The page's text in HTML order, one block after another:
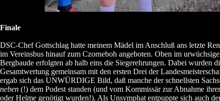
Finale
DSC-Chef Gottschlag hatte meinem Mädel im Anschluß ans letzte
im Vereinsbus hinauf zum Czorneboh angeboten. Oben im
Bergbaude erfolgten ab halb eins die Siegerehrungen. Dabei wurden
Gesamtwertung gemeinsam mit den ersten Drei der
ergab sich das UNWÜRDIGE Bild, daß manche der schnellsten
neben (!) dem Podest standen (und vom Kommissär zur Abnahme
oder Helme genötigt wurden!). Als Unsymphat entpuppte sich auch